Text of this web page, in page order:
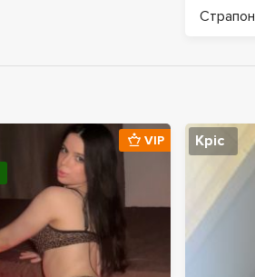
Страпон
VIP Кріс